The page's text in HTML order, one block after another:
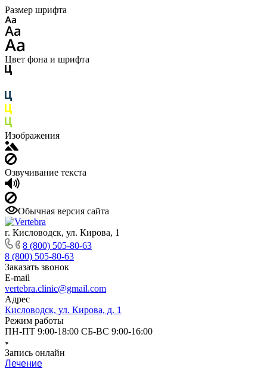
Размер шрифта
Цвет фона и шрифта
Изображения
Озвучивание текста
Обычная версия сайта
г. Кисловодск, ул. Кирова, 1
8 (800) 505-80-63
8 (800) 505-80-63
Заказать звонок
E-mail
vertebra.clinic@gmail.com
Адрес
Кисловодск, ул. Кирова, д. 1
Режим работы
ПН-ПТ 9:00-18:00 СБ-ВС 9:00-16:00
Запись онлайн
Лечение